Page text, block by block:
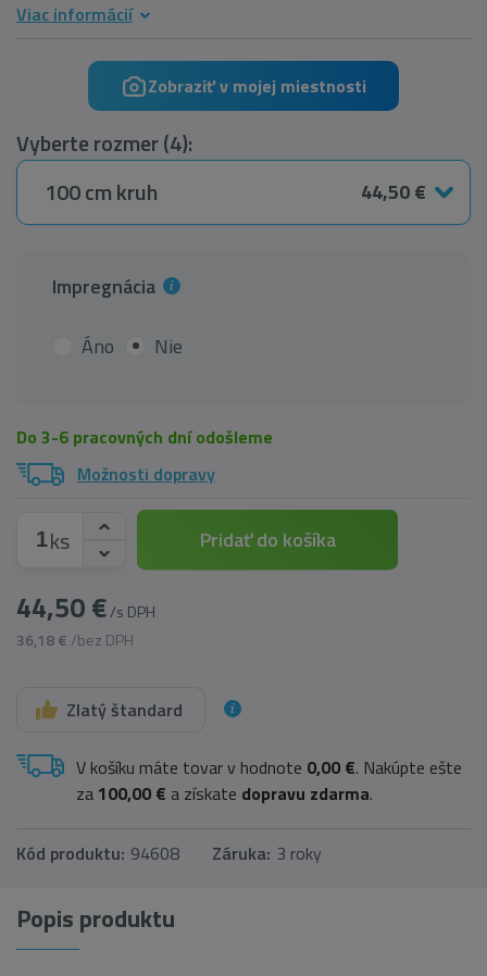
Viac informácií
Zobraziť v mojej miestnosti
Vyberte rozmer (4):
100 cm kruh
44,50 €
Impregnácia
Áno Nie
Do 3-6 pracovných dní odošleme
Možnosti dopravy
ks
44,50 €/s DPH
36,18 € /bez DPH
Pridať do košíka
Zlatý štandard
V košíku máte tovar v hodnote 0,00 €. Nakúpte ešte
za 100,00 € a získate dopravu zdarma.
Kód produktu: 94608 Záruka: 3 roky
Popis produktu